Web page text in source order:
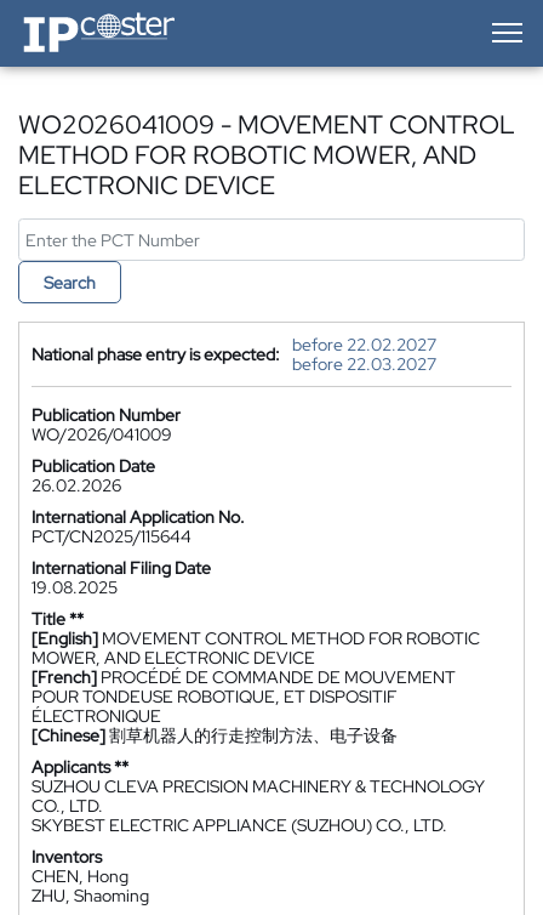
IP-Coster — Home
WO2026041009 - MOVEMENT CONTROL
METHOD FOR ROBOTIC MOWER, AND
ELECTRONIC DEVICE
Search
National phase entry is expected:
before 22.02.2027
before 22.03.2027
Publication Number
WO/2026/041009
Publication Date
26.02.2026
International Application No.
PCT/CN2025/115644
International Filing Date
19.08.2025
Title **
[English] MOVEMENT CONTROL METHOD FOR ROBOTIC
MOWER, AND ELECTRONIC DEVICE
[French] PROCÉDÉ DE COMMANDE DE MOUVEMENT
POUR TONDEUSE ROBOTIQUE, ET DISPOSITIF
ÉLECTRONIQUE
[Chinese]割草机器人的行走控制方法、电子设备
Applicants **
SUZHOU CLEVA PRECISION MACHINERY & TECHNOLOGY
CO., LTD.
SKYBEST ELECTRIC APPLIANCE (SUZHOU) CO., LTD.
Inventors
CHEN, Hong
ZHU, Shaoming